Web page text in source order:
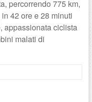
percorrendo 775 km,
42 ore e 28 minuti
appassionata ciclista
malati di